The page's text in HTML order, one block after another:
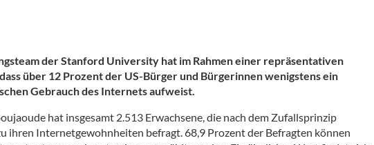
der Stanford University hat im Rahmen einer repräsentativen
über 12 Prozent der US-Bürger und Bürgerinnen wenigstens ein
Gebrauch des Internets aufweist.
hat insgesamt 2.513 Erwachsene, die nach dem Zufallsprinzip
ihren Internetgewohnheiten befragt. 68,9 Prozent der Befragten können